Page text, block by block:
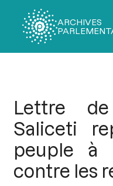
ARCHIVES
Lettre
Saliceti
peuple à
contre les